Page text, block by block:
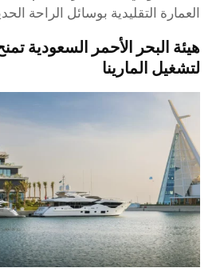
العمارة التقليدية بوسائل الراحة
هيئة البحر الأحمر السعودية
لتشغيل المارينا